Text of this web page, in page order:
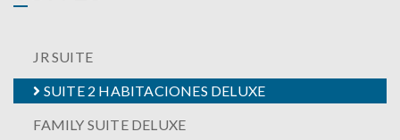
JR SUITE
SUITE 2 HABITACIONES DELUXE
FAMILY SUITE DELUXE